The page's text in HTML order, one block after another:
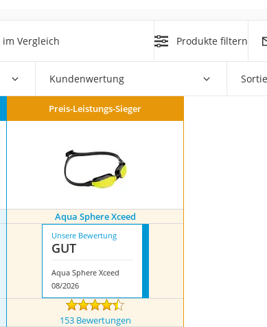
im Vergleich Produkte filtern
Kundenwertung
Preis-Leistungs-Sieger
Aqua Sphere Xceed
Unsere Bewertung
GUT
Aqua Sphere Xceed
08/2026
153 Bewertungen